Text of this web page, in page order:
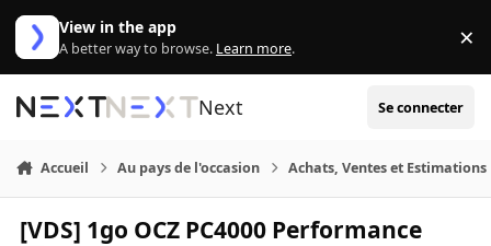
Aller au contenu
View in the app
A better way to browse. Learn more. ×
Next Se connecter
Accueil Au pays de l'occasion Achats, Ventes et Estimations
[VDS] 1go OCZ PC4000 Performance